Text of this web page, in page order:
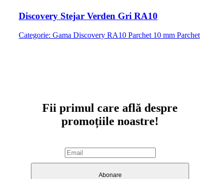
Discovery Stejar Verden Gri RA10
Categorie: Gama Discovery RA10 Parchet 10 mm Parchet
Fii primul care află despre
promoțiile noastre!
Abonare